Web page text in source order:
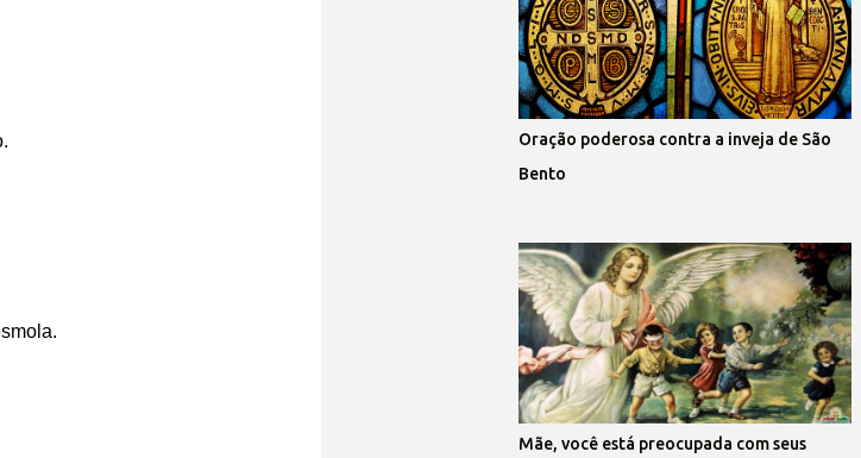
Oração poderosa contra a inveja de São
Bento
Mãe, você está preocupada com seus